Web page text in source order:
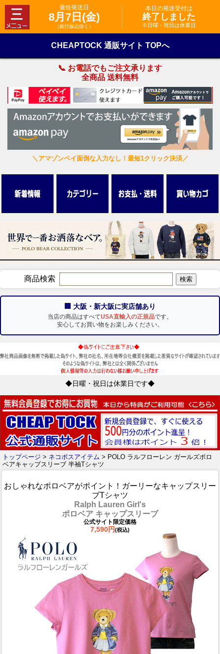
最短発送日
8月7日(金)
（銀行振込除く）
本日の発送受付は
終了しました
※日曜・祝日は休業日
CHEAPTOCK 通販サイト TOPへ
📞 お電話でもご注文承ります
全商品 送料無料
＼アマゾンペイ面倒な入力なし！最短1クリック決済／
商品検索
🏢 大阪・新大阪に実店舗あり
当店の商品はすべてUSA直輸入の正規品です。
安心してお買い物をお楽しみください。
◆日曜・祝日は休業日です◆
トップページ > ネコポスアイテム > POLO ラルフローレン ガールズポロ
ベアキャップスリーブ 半袖Tシャツ
おしゃれなポロベアがポイント！ガーリーなキャップスリー
ブTシャツ
Ralph Lauren Girl's
ポロベア キャップスリーブ
公式サイト限定価格
7,590円(税込)